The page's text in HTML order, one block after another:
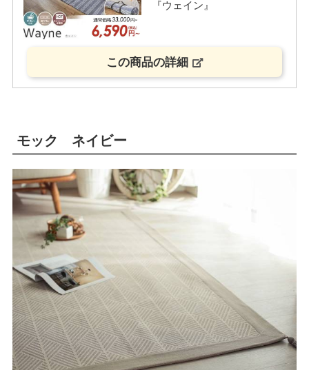
『ウェイン』
この商品の詳細
モック ネイビー